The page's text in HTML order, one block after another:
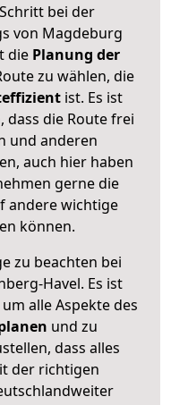
bei der
von Magdeburg
diePlanung der
zu wählen, die
ist. Es ist
dass die Route frei
und anderen
auch hier haben
gerne die
andere wichtige
können.
zu beachten bei
Havel. Es ist
alle Aspekte des
und zu
dass alles
der richtigen